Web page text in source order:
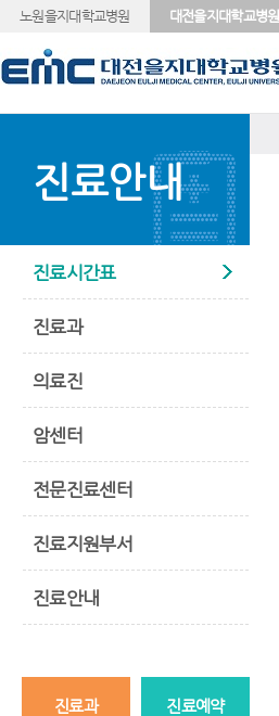
노원을지대학교병원 대전을지대학교병원
진료안내
진료시간표
진료과
의료진
암센터
전문진료센터
진료지원부서
진료안내
진료과
진료예약